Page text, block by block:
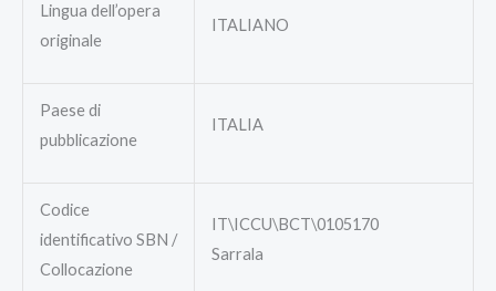
Lingua dell’opera
originale
ITALIANO
Paese di
pubblicazione
ITALIA
Codice
identificativo SBN /
Collocazione
IT\ICCU\BCT\0105170
Sarrala